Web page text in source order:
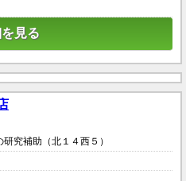
見る
究補助（北１４西５）